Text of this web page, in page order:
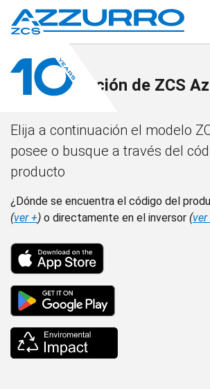
Documentación de ZCS
Elija a continuación el modelo
posee o busque a través del
producto
¿Dónde se encuentra el código del
(ver +) o directamente en el inversor (ver